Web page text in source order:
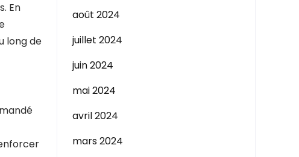
En
long de
août 2024
juillet 2024
juin 2024
mai 2024
avril 2024
mars 2024